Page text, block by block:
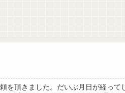
頂きました。だいぶ月日が経って